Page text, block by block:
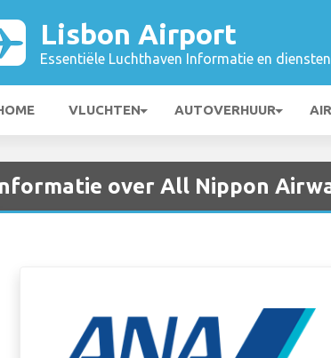
Lisbon Airport
Essentiële Luchthaven Informatie en diensten
VLUCHTEN AUTOVERHUUR
over All Nippon